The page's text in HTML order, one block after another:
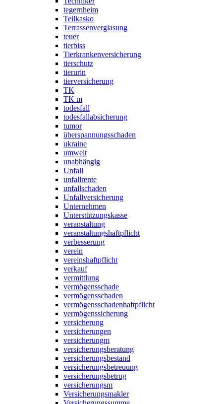
tegernheim
Teilkasko
Terrassenverglasung
teuer
tierbiss
Tierkrankenversicherung
tierschutz
tierurin
tierversicherung
TK
TK m
todesfall
todesfallabsicherung
tumor
überspannungsschaden
ukraine
umwelt
unabhängig
Unfall
unfallrente
unfallschaden
Unfallversicherung
Unternehmen
Unterstützungskasse
veranstaltung
veranstaltungshaftpflicht
verbesserung
verein
vereinshaftpflicht
verkauf
vermittlung
vermögensschade
vermögensschaden
vermögensschadenhaftpflicht
vermögenssicherung
versicherung
versicherungen
versicherungm
versicherungsberatung
versicherungsbestand
versicherungsbetreuung
versicherungsbetrug
versicherungsm
Versicherungsmakler